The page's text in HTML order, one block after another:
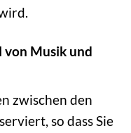
von Musik und
zwischen den
so dass Sie